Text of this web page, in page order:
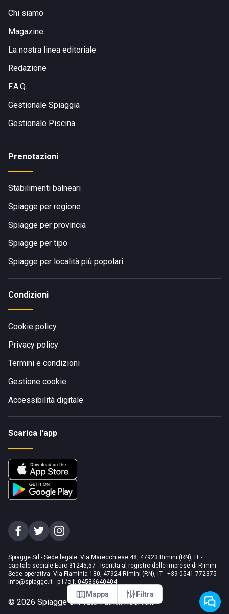
Mappa Filtra
Chi siamo
Magazine
La nostra linea editoriale
Redazione
F.A.Q.
Gestionale Spiaggia
Gestionale Piscina
Prenotazioni
Stabilimenti balneari
Spiagge per regione
Spiagge per provincia
Spiagge per tipo
Spiagge per località più popolari
Condizioni
Cookie policy
Privacy policy
Termini e condizioni
Gestione cookie
Accessibilità digitale
Scarica l'app
Spiagge Srl - Sede legale: Via Marecchiese 48, 47923 Rimini (RN), IT -
capitale sociale Euro 31245,57 - Iscritta al registro delle imprese di Rimini
Sede operativa: Via Flaminia 180, 47924 Rimini (RN), IT - +39 0541 772375 -
info@spiagge.it - p.i./c.f. 04536640404
© 2026 Spiagge Srl. Tutti i diritti riservati.